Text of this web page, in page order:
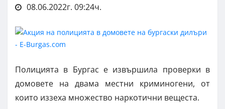
08.06.2022г. 09:24ч.
Полицията в Бургас е извършила проверки в
домовете на двама местни криминогени, от
които иззеха множество наркотични вещеста.